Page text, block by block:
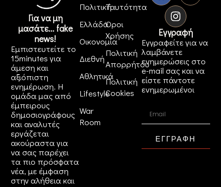
Για να μη
μασάτε... fake
news!
Εμπιστευτείτε το
15minutes για
άμεση και
αξιόπιστη
ενημέρωση. Η
ομάδα μας από
έμπειρους
δημοσιογράφους
και αναλυτές
εργάζεται
ακούραστα για
να σας παρέχει
τα πιο πρόσφατα
νέα, με έμφαση
στην αλήθεια και
Πολιτική
Ελλάδα
Οικονομία
Διεθνή
Αθλητικά
Lifestyle
War
Room
Ταυτότητα
Όροι
Χρήσης
Πολιτική
Απορρήτου
Πολιτική
Cookies
Εγγραφή
Εγγραφείτε για να
λαμβάνετε
ενημερώσεις στο
e-mail σας και να
είστε πάντοτε
ενημερωμένοι
ΕΓΓΡΑΦΗ